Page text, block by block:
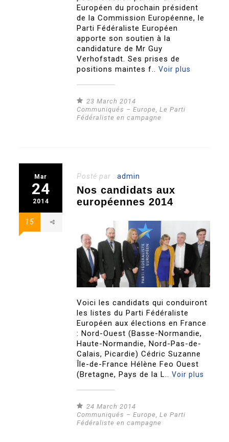
Européen du prochain président
de la Commission Européenne, le
Parti Fédéraliste Européen
apporte son soutien à la
candidature de Mr Guy
Verhofstadt. Ses prises de
positions maintes f..Voir plus
23 March 2014
Communiqués – Europe,Le Parti
Fédéraliste en campagne
Mar
24
2014
15
Posté par :admin
Nos candidats aux
européennes 2014
Voici les candidats qui conduiront
les listes du Parti Fédéraliste
Européen aux élections en France
: Nord-Ouest (Basse-Normandie,
Haute-Normandie, Nord-Pas-de-
Calais, Picardie) Cédric Suzanne
Île-de-France Hélène Feo Ouest
(Bretagne, Pays de la L..Voir plus
24 March 2014
Communiqués – Europe,Le Parti
Fédéraliste en campagne